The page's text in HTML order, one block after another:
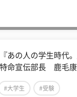
『あの人の学生時代
命宣伝部長 鹿毛康
#大学生 #受験